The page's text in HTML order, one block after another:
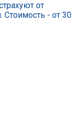
от
Стоимость - от 30